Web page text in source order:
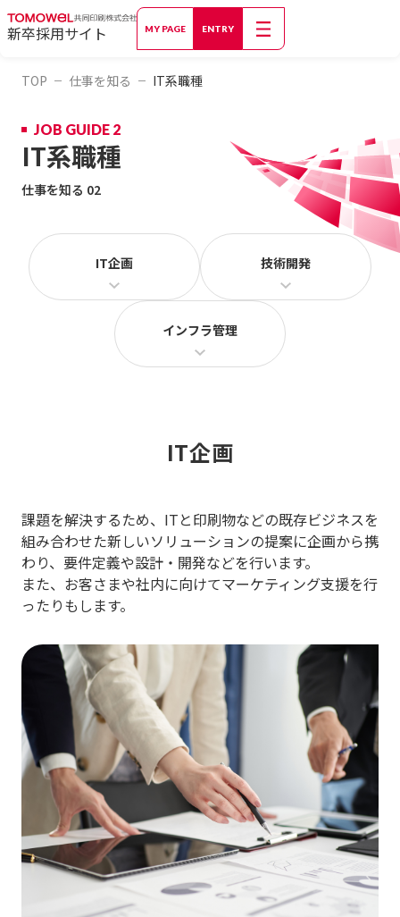
新卒採用サイト MY PAGE ENTRY
TOP 仕事を知る IT系職種
JOB GUIDE 2
IT系職種
仕事を知る 02
IT企画 技術開発
インフラ管理
IT企画
課題を解決するため、ITと印刷物などの既存ビジネスを
組み合わせた新しいソリューションの提案に企画から携
わり、 要件定義や設計・開発などを行います。
また、お客さまや社内に向けてマーケティング支援を行
ったりもします。